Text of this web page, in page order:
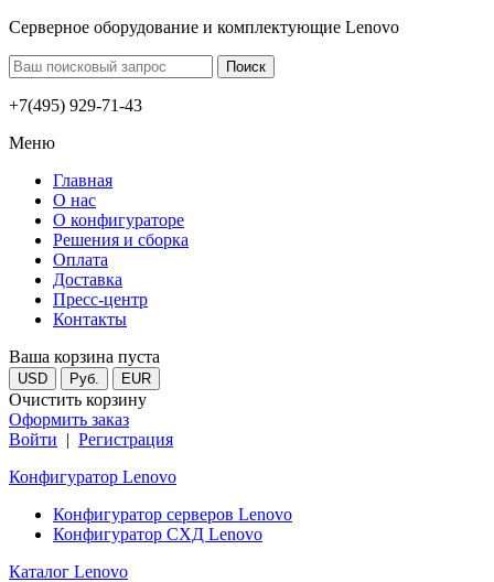
Серверное оборудование и комплектующие Lenovo
+7(495) 929-71-43
Меню
Главная
О нас
О конфигураторе
Решения и сборка
Оплата
Доставка
Пресс-центр
Контакты
Ваша корзина пуста
USD Руб. EUR
Очистить корзину
Оформить заказ
Войти | Регистрация
Конфигуратор Lenovo
Конфигуратор серверов Lenovo
Конфигуратор СХД Lenovo
Каталог Lenovo